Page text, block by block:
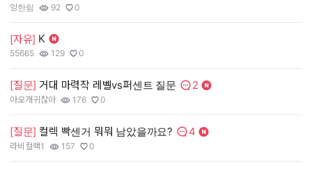
작성자:
잉한림
조회수:
92
추천수:
0
[자유] K
작성자:
55665
조회수:
129
추천수:
0
[질문] 거대 마력작 레벨vs퍼센트 질문 댓글수:
2
작성자:
아오개귀찮아
조회수:
176
추천수:
0
[질문] 컬렉 빡센거 뭐뭐 남았을까요? 댓글수:
4
작성자:
라비컬랙1
조회수:
157
추천수:
0